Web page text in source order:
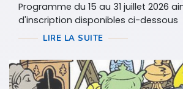
Programme du 15 au 31 juillet 2026
d'inscription disponibles ci-dessous
LIRE LA SUITE